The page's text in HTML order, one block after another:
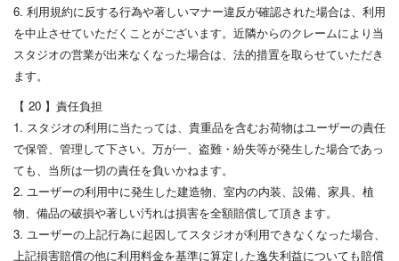
6. 利用規約に反する行為や著しいマナー違反が確認された場合は、利用
を中止させていただくことがございます。近隣からのクレームにより当
スタジオの営業が出来なくなった場合は、法的措置を取らせていただき
ます。
【 20 】責任負担
1. スタジオの利用に当たっては、貴重品を含むお荷物はユーザーの責任
で保管、管理して下さい。万が一、盗難・紛失等が発生した場合であっ
ても、当所は一切の責任を負いかねます。
2. ユーザーの利用中に発生した建造物、室内の内装、設備、家具、植
物、備品の破損や著しい汚れは損害を全額賠償して頂きます。
3. ユーザーの上記行為に起因してスタジオが利用できなくなった場合、
上記損害賠償の他に利用料金を基準に算定した逸失利益についても賠償